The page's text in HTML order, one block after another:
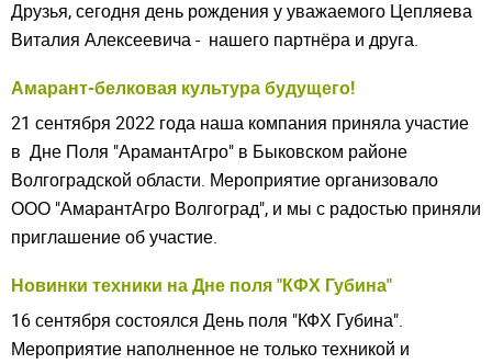
Друзья, сегодня день рождения у уважаемого Цепляева
Виталия Алексеевича - нашего партнёра и друга.
Амарант-белковая культура будущего!
21 сентября 2022 года наша компания приняла участие
в Дне Поля "АрамантАгро" в Быковском районе
Волгоградской области. Мероприятие организовало
ООО "АмарантАгро Волгоград", и мы с радостью приняли
приглашение об участие.
Новинки техники на Дне поля "КФХ Губина"
16 сентября состоялся День поля "КФХ Губина".
Мероприятие наполненное не только техникой и
Закрыть окно